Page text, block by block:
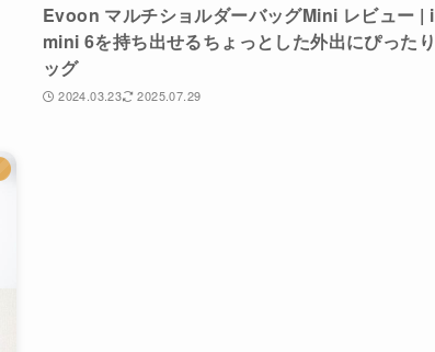
Evoon マルチショルダーバッグMini レビュー |
mini 6を持ち出せるちょっとした外出にぴった
ッグ
2024.03.23 2025.07.29